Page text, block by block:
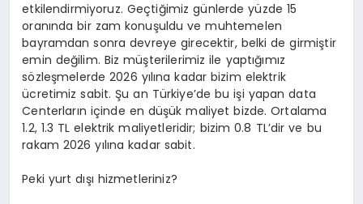
etkilendirmiyoruz. Geçtiğimiz günlerde yüzde 15
oranında bir zam konuşuldu ve muhtemelen
bayramdan sonra devreye girecektir, belki de girmiştir
emin değilim. Biz müşterilerimiz ile yaptığımız
sözleşmelerde 2026 yılına kadar bizim elektrik
ücretimiz sabit. Şu an Türkiye’de bu işi yapan data
Centerların içinde en düşük maliyet bizde. Ortalama
1.2, 1.3 TL elektrik maliyetleridir; bizim 0.8 TL’dir ve bu
rakam 2026 yılına kadar sabit.
Peki yurt dışı hizmetleriniz?